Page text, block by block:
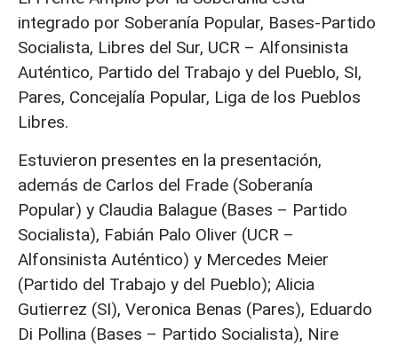
integrado por Soberanía Popular, Bases-Partido
Socialista, Libres del Sur, UCR – Alfonsinista
Auténtico, Partido del Trabajo y del Pueblo, SI,
Pares, Concejalía Popular, Liga de los Pueblos
Libres.
Estuvieron presentes en la presentación,
además de Carlos del Frade (Soberanía
Popular) y Claudia Balague (Bases – Partido
Socialista), Fabián Palo Oliver (UCR –
Alfonsinista Auténtico) y Mercedes Meier
(Partido del Trabajo y del Pueblo); Alicia
Gutierrez (SI), Veronica Benas (Pares), Eduardo
Di Pollina (Bases – Partido Socialista), Nire